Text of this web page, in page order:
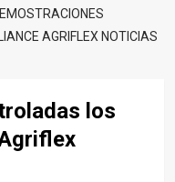
AGRIFLEX NOTICIAS
los